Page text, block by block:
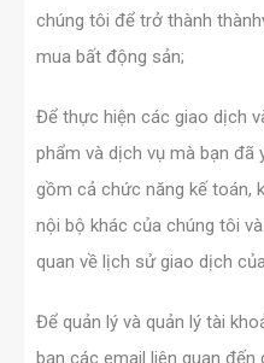
chúng tôi để trở thành
mua bất động sản;
Để thực hiện các giao dịch
phẩm và dịch vụ mà bạn đã
gồm cả chức năng kế toán,
nội bộ khác của chúng tôi
quan về lịch sử giao dịch
Để quản lý và quản lý tài
bạn các email liên quan